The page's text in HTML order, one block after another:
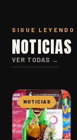
SIGUE LEYENDO
NOTICIAS
VER TODAS →
NOTICIAS